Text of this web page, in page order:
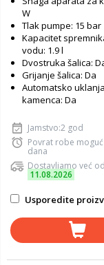
W
Tlak pumpe: 15 bar
Kapacitet
vodu: 1.9 l
Dvostruka šalica:
Grijanje šalica: Da
Automatsko
kamenca: Da
Jamstvo:2 god
Povrat robe
dana
Dostavljamo već od
11.08.2026
Usporedite